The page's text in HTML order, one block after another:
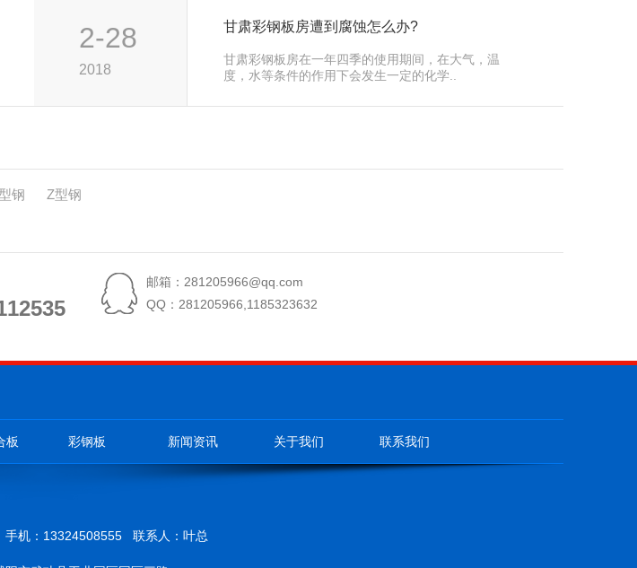
2-28
2018
甘肃彩钢板房遭到腐蚀怎么办?
甘肃彩钢板房在一年四季的使用期间，在大气，温
度，水等条件的作用下会发生一定的化学..
钢 Z型钢
邮箱：281205966@qq.com
QQ：281205966,1185323632
板 彩钢板 新闻资讯 关于我们 联系我们
机：13324508555 联系人：叶总